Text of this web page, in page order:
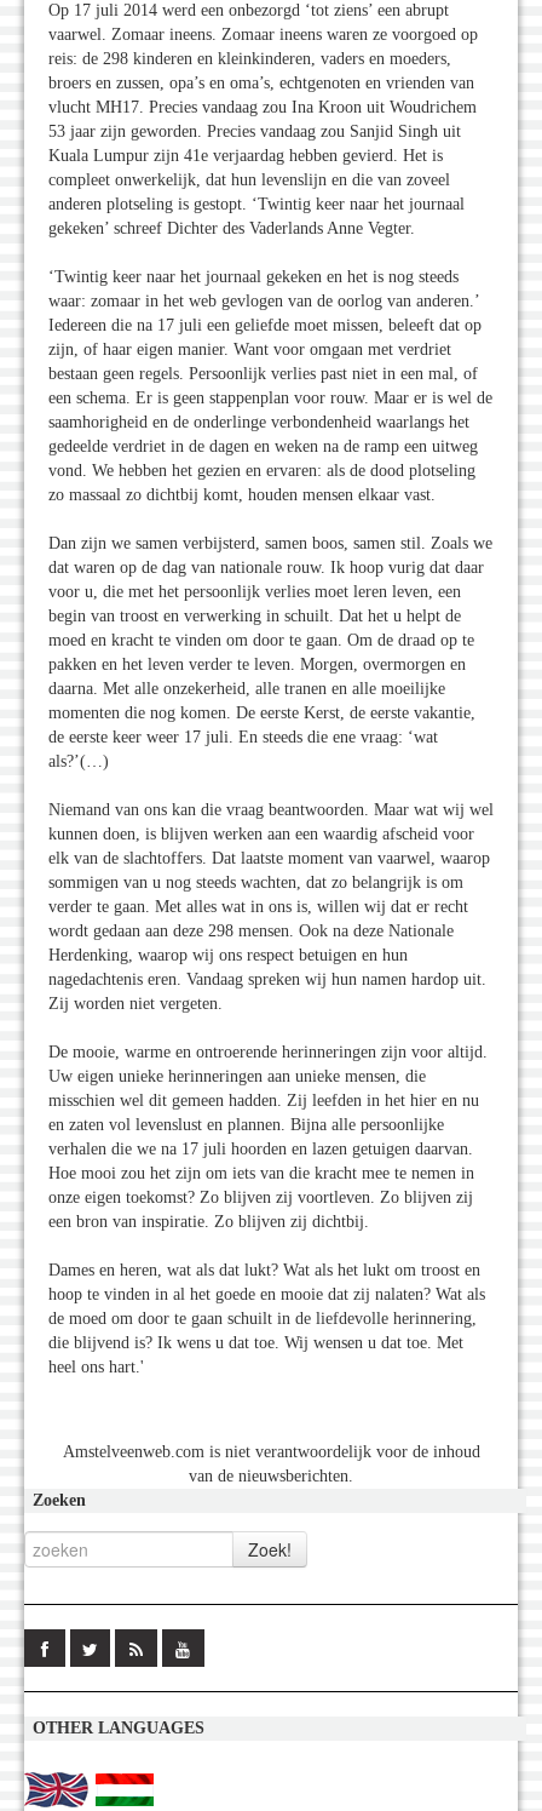
Op 17 juli 2014 werd een onbezorgd ‘tot ziens’ een abrupt
vaarwel. Zomaar ineens. Zomaar ineens waren ze voorgoed op
reis: de 298 kinderen en kleinkinderen, vaders en moeders,
broers en zussen, opa’s en oma’s, echtgenoten en vrienden van
vlucht MH17. Precies vandaag zou Ina Kroon uit Woudrichem
53 jaar zijn geworden. Precies vandaag zou Sanjid Singh uit
Kuala Lumpur zijn 41e verjaardag hebben gevierd. Het is
compleet onwerkelijk, dat hun levenslijn en die van zoveel
anderen plotseling is gestopt. ‘Twintig keer naar het journaal
gekeken’ schreef Dichter des Vaderlands Anne Vegter.
‘Twintig keer naar het journaal gekeken en het is nog steeds
waar: zomaar in het web gevlogen van de oorlog van anderen.’
Iedereen die na 17 juli een geliefde moet missen, beleeft dat op
zijn, of haar eigen manier. Want voor omgaan met verdriet
bestaan geen regels. Persoonlijk verlies past niet in een mal, of
een schema. Er is geen stappenplan voor rouw. Maar er is wel de
saamhorigheid en de onderlinge verbondenheid waarlangs het
gedeelde verdriet in de dagen en weken na de ramp een uitweg
vond. We hebben het gezien en ervaren: als de dood plotseling
zo massaal zo dichtbij komt, houden mensen elkaar vast.
Dan zijn we samen verbijsterd, samen boos, samen stil. Zoals we
dat waren op de dag van nationale rouw. Ik hoop vurig dat daar
voor u, die met het persoonlijk verlies moet leren leven, een
begin van troost en verwerking in schuilt. Dat het u helpt de
moed en kracht te vinden om door te gaan. Om de draad op te
pakken en het leven verder te leven. Morgen, overmorgen en
daarna. Met alle onzekerheid, alle tranen en alle moeilijke
momenten die nog komen. De eerste Kerst, de eerste vakantie,
de eerste keer weer 17 juli. En steeds die ene vraag: ‘wat
als?’(…)
Niemand van ons kan die vraag beantwoorden. Maar wat wij wel
kunnen doen, is blijven werken aan een waardig afscheid voor
elk van de slachtoffers. Dat laatste moment van vaarwel, waarop
sommigen van u nog steeds wachten, dat zo belangrijk is om
verder te gaan. Met alles wat in ons is, willen wij dat er recht
wordt gedaan aan deze 298 mensen. Ook na deze Nationale
Herdenking, waarop wij ons respect betuigen en hun
nagedachtenis eren. Vandaag spreken wij hun namen hardop uit.
Zij worden niet vergeten.
De mooie, warme en ontroerende herinneringen zijn voor altijd.
Uw eigen unieke herinneringen aan unieke mensen, die
misschien wel dit gemeen hadden. Zij leefden in het hier en nu
en zaten vol levenslust en plannen. Bijna alle persoonlijke
verhalen die we na 17 juli hoorden en lazen getuigen daarvan.
Hoe mooi zou het zijn om iets van die kracht mee te nemen in
onze eigen toekomst? Zo blijven zij voortleven. Zo blijven zij
een bron van inspiratie. Zo blijven zij dichtbij.
Dames en heren, wat als dat lukt? Wat als het lukt om troost en
hoop te vinden in al het goede en mooie dat zij nalaten? Wat als
de moed om door te gaan schuilt in de liefdevolle herinnering,
die blijvend is? Ik wens u dat toe. Wij wensen u dat toe. Met
heel ons hart.'
Amstelveenweb.com is niet verantwoordelijk voor de inhoud
van de nieuwsberichten.
Zoeken
OTHER LANGUAGES